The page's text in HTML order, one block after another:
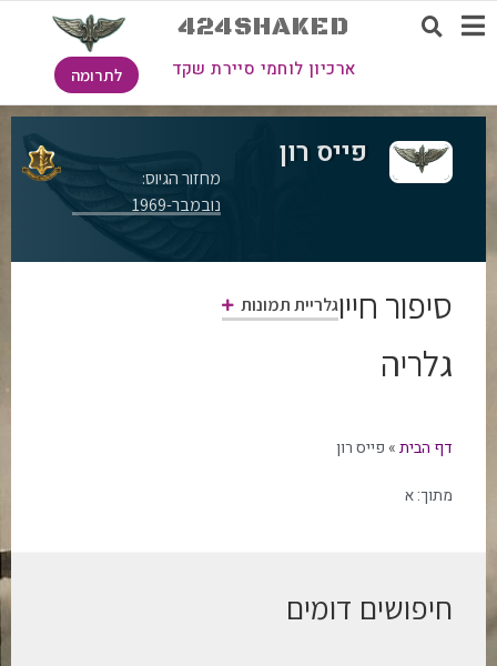
424SHAKED
ארכיון לוחמי סיירת שקד לתרומה
פייס רון
מחזור הגיוס:
נובמבר-1969
סיפור חייוגלריית תמונות
גלריה
דף הבית» פייס רון
מתוך:א
חיפושים דומים